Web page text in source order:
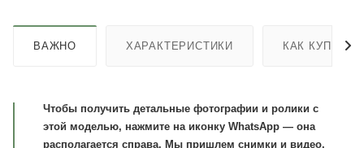
ВАЖНО ХАРАКТЕРИСТИКИ КАК КУПИТЬ
Чтобы получить детальные фотографии и ролики с
этой моделью, нажмите на иконку WhatsApp — она
располагается справа. Мы пришлем снимки и видео,